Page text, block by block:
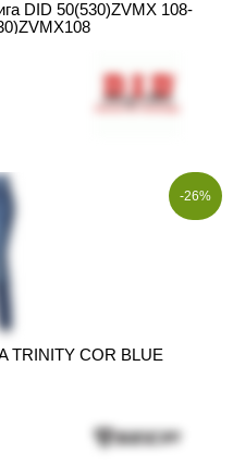
DID 50(530)ZVMX 108-
-26%
TRINITY COR BLUE